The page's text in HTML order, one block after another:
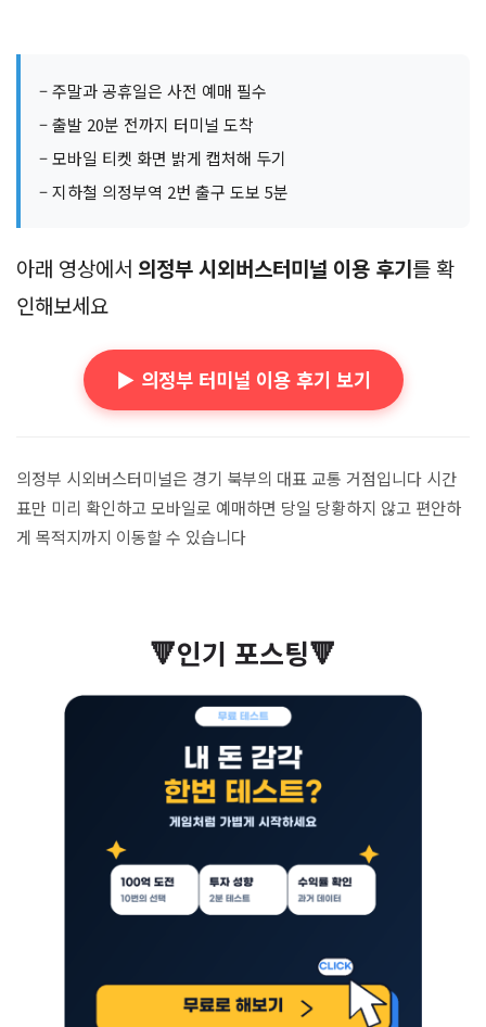
– 주말과 공휴일은 사전 예매 필수
– 출발 20분 전까지 터미널 도착
– 모바일 티켓 화면 밝게 캡처해 두기
– 지하철 의정부역 2번 출구 도보 5분
아래 영상에서 의정부 시외버스터미널 이용 후기를 확
인해보세요
▶️ 의정부 터미널 이용 후기 보기
의정부 시외버스터미널은 경기 북부의 대표 교통 거점입니다 시간
표만 미리 확인하고 모바일로 예매하면 당일 당황하지 않고 편안하
게 목적지까지 이동할 수 있습니다
🔻인기 포스팅🔻